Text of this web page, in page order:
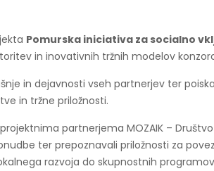
Pomurska iniciativa za socialno
in inovativnih tržnih modelov
in dejavnosti vseh partnerjev ter
in tržne priložnosti.
partnerjema MOZAIK –
ter prepoznavali priložnosti za
razvoja do skupnostnih